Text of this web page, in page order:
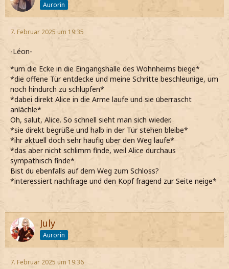
Aurorin
7. Februar 2025 um 19:35
-Léon-
*um die Ecke in die Eingangshalle des Wohnheims biege*
*die offene Tür entdecke und meine Schritte beschleunige, um
noch hindurch zu schlüpfen*
*dabei direkt Alice in die Arme laufe und sie überrascht
anlächle*
Oh, salut, Alice. So schnell sieht man sich wieder.
*sie direkt begrüße und halb in der Tür stehen bleibe*
*ihr aktuell doch sehr häufig über den Weg laufe*
*das aber nicht schlimm finde, weil Alice durchaus
sympathisch finde*
Bist du ebenfalls auf dem Weg zum Schloss?
*interessiert nachfrage und den Kopf fragend zur Seite neige*
July
Aurorin
7. Februar 2025 um 19:36